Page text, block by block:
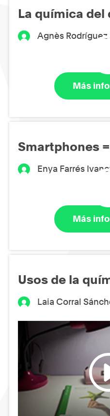
La química del
Agnès Rodríguez
Más
Smartphones
Enya Farrés
Más
Usos de la
Laia Corral